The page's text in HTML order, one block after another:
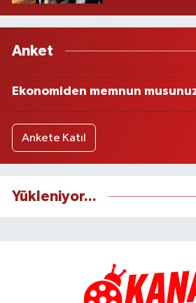
Anket
Ekonomiden memnun
Ankete Katıl
Yükleniyor...